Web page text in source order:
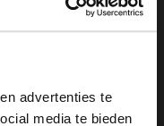
advertenties te
media te bieden